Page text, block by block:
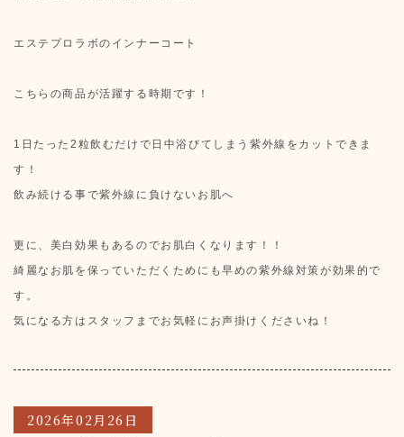
エステプロラボのインナーコート
こちらの商品が活躍する時期です！
1日たった2粒飲むだけで日中浴びてしまう紫外線をカットできま
す！
飲み続ける事で紫外線に負けないお肌へ
更に、美白効果もあるのでお肌白くなります！！
綺麗なお肌を保っていただくためにも早めの紫外線対策が効果的で
す。
気になる方はスタッフまでお気軽にお声掛けくださいね！
2026年02月26日